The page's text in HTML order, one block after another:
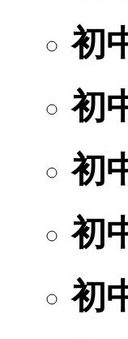
初
初
初
初
初